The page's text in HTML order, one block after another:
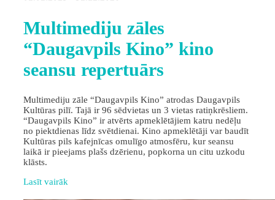
Multimediju zāles
“Daugavpils Kino” kino
seansu repertuārs
Multimediju zāle “Daugavpils Kino” atrodas Daugavpils
Kultūras pilī. Tajā ir 96 sēdvietas un 3 vietas ratiņkrēsliem.
“Daugavpils Kino” ir atvērts apmeklētājiem katru nedēļu
no piektdienas līdz svētdienai. Kino apmeklētāji var baudīt
Kultūras pils kafejnīcas omulīgo atmosfēru, kur seansu
laikā ir pieejams plašs dzērienu, popkorna un citu uzkodu
klāsts.
Lasīt vairāk